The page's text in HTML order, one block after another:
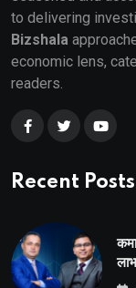
to delivering
Bizshala
economic lens,
readers.
Recent Posts